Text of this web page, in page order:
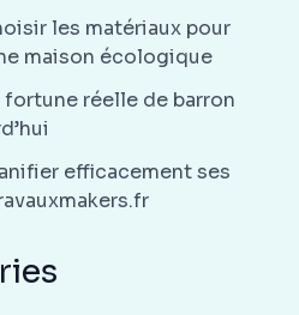
les matériaux pour
maison écologique
réelle de barron
efficacement ses